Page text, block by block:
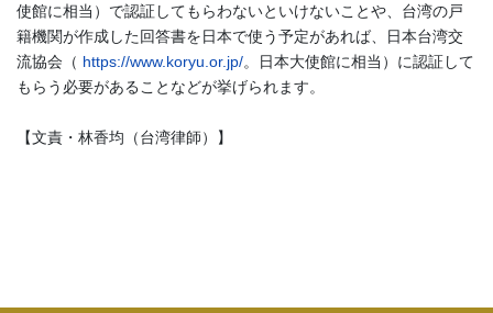
使館に相当）で認証してもらわないといけないことや、台湾の戸
籍機関が作成した回答書を日本で使う予定があれば、日本台湾交
流協会（ https://www.koryu.or.jp/。日本大使館に相当）に認証して
もらう必要があることなどが挙げられます。
【文責・林香均（台湾律師）】